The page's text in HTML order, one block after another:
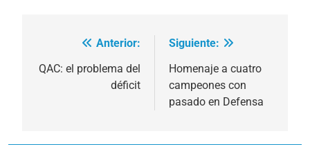
Navegación
de
Anterior:
QAC: el problema del
déficit
Siguiente:
Homenaje a cuatro
campeones con
pasado en Defensa